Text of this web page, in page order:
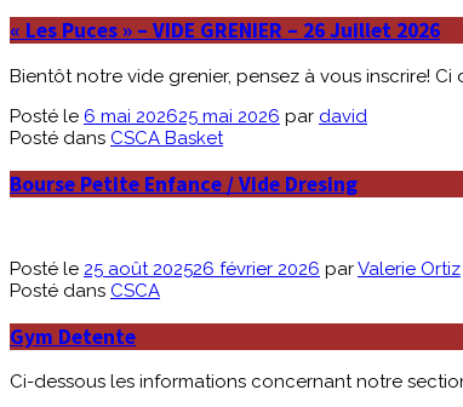
« Les Puces » – VIDE GRENIER – 26 Juillet 2026
Bientôt notre vide grenier, pensez à vous inscrire!
Posté le 6 mai 202625 mai 2026 par david
Posté dans CSCA Basket
Bourse Petite Enfance / Vide Dresing
Posté le 25 août 202526 février 2026 parValerie Ortiz
Posté dans CSCA
Gym Detente
Ci-dessous les informations concernant notre